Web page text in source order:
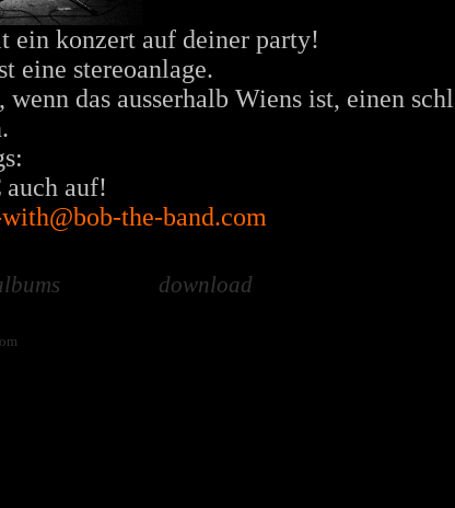
ein konzert auf deiner party!
eine stereoanlage.
das ausserhalb Wiens ist, einen
auf!
the-band.com
s download